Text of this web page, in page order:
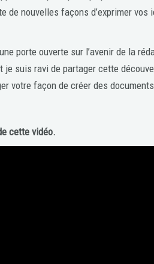
nouvelles façons d’exprimer vos
porte ouverte sur l’avenir de la
suis ravi de partager cette
votre façon de créer des
cette vidéo.